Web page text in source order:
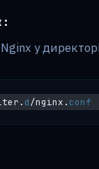
у
d/nginx. conf